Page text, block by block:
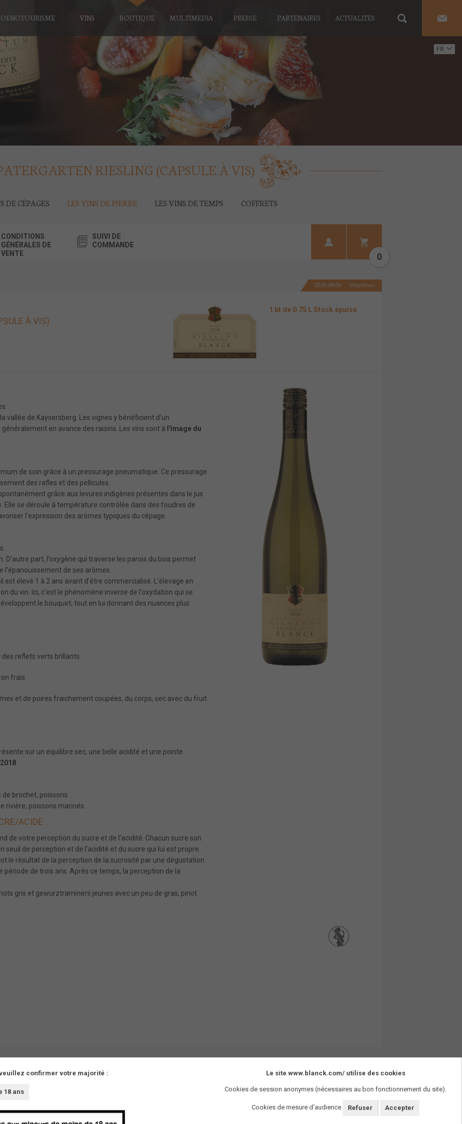
OENOTOURISME VINS BOUTIQUE MULTIMEDIA PRESSE PARTENAIRES ACTUALITÉS
FR
RIESLING (CAPSULE À VIS)
DE CÉPAGES LES VINS DE PIERRE LES VINS DE TEMPS COFFRETS
CONDITIONS
GÉNÉRALES DE
VENTE
SUIVI DE
COMMANDE
0
2026-08-06 Imprimer
À VIS)
1 bt de 0.75 L Stock épuisé
vallée de Kaysersberg. Les vignes y bénéficient d'un
en avance des raisins. Les vins sont à l'image du
de soin grâce à un pressurage pneumatique. Ce pressurage
des rafles et des pellicules.
grâce aux levures indigènes présentes dans le jus
Elle se déroule à température contrôlée dans des foudres de
l’expression des arômes typiques du cépage.
D’autre part, l’oxygène qui traverse les parois du bois permet
de ses arômes.
est élevé 1 à 2 ans avant d’être commercialisé. L'élevage en
du vin. Ici, c'est le phénomène inverse de l'oxydation qui se
le bouquet, tout en lui donnant des nuances plus
reflets verts brillants.
frais.
et de poires fraichement coupées, du corps, sec avec du fruit
sur un équilibre sec, une belle acidité et une pointe
de brochet, poissons.
rivière, poissons marinés.
ACIDE :
de votre perception du sucre et de l'acidité. Chacun sucre son
de perception et de l'acidité et du sucre qui lui est propre.
le résultat de la perception de la sucrosité par une dégustation.
période de trois ans. Après ce temps, la perception de la
gris et gewurztraminers jeunes avec un peu de gras, pinot
confirmer votre majorité :
18 ans
Le site www.blanck.com/ utilise des cookies
Cookies de session anonymes (nécessaires au bon fonctionnement du site).
Cookies de mesure d'audience Refuser Accepter